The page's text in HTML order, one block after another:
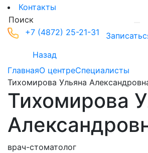
Контакты
+7 (4872) 25-21-31
Назад
ГлавнаяО центреСпециалисты
Тихомирова Ульяна
Тихомирова
врач-стоматолог